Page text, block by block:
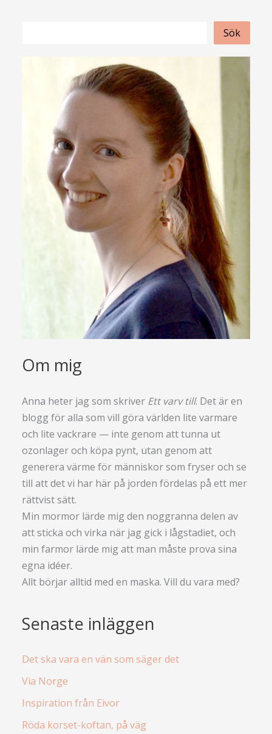
Sök
Om mig
Anna heter jag som skriver Ett varv till. Det är en
blogg för alla som vill göra världen lite varmare
och lite vackrare — inte genom att tunna ut
ozonlager och köpa pynt, utan genom att
generera värme för människor som fryser och se
till att det vi har här på jorden fördelas på ett mer
rättvist sätt.
Min mormor lärde mig den noggranna delen av
att sticka och virka när jag gick i lågstadiet, och
min farmor lärde mig att man måste prova sina
egna idéer.
Allt börjar alltid med en maska. Vill du vara med?
Senaste inläggen
Det ska vara en vän som säger det
Via Norge
Inspiration från Eivor
Röda korset-koftan, på väg